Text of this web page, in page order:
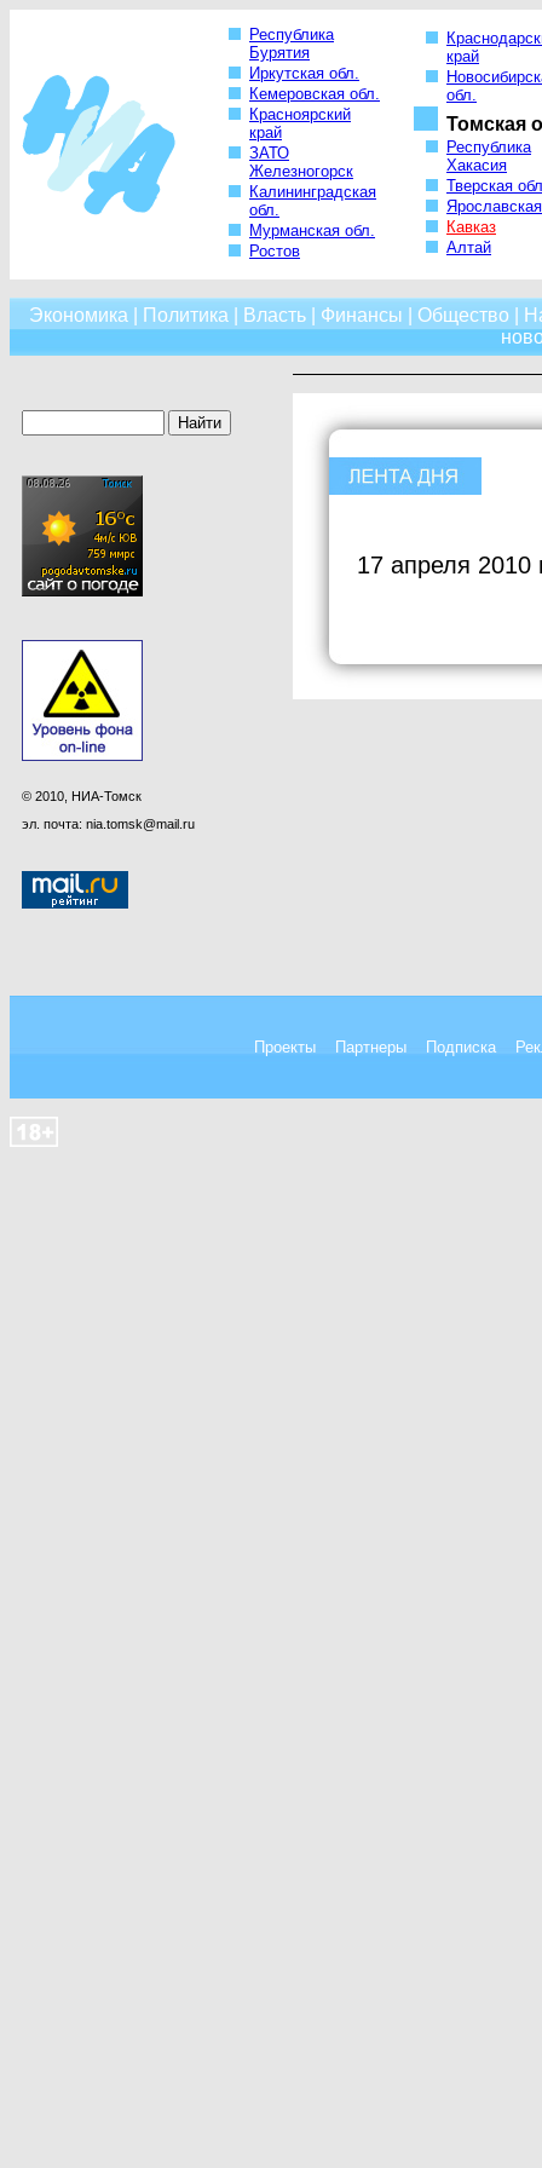
Республика
Бурятия
Иркутская обл.
Кемеровская обл.
Красноярский
край
ЗАТО
Железногорск
Калининградская
обл.
Мурманская обл.
Ростов
край
обл.
Томская
Республика
Хакасия
Тверская
Кавказ
Алтай
Экономика Политика Власть| Финансы Общество
© 2010, НИА-Томск
эл. почта: nia.tomsk@mail.ru
17 апреля 2010
Проекты Партнеры Подписка